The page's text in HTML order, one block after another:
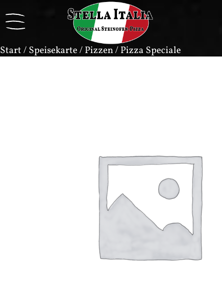
Start/Speisekarte/Pizzen/ Pizza Speciale